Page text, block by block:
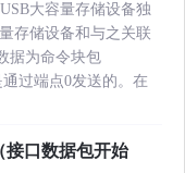
大容量存储设备独
存储设备和与之关联
据为命令块包
过端点0发送的。在
接口数据包开始